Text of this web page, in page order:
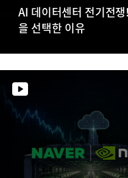
AI 데이터센터 전기전
을 선택한 이유